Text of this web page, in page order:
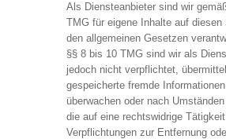
Als Diensteanbieter sind wir
TMG für eigene Inhalte auf diesen
den allgemeinen Gesetzen
§§ 8 bis 10 TMG sind wir als
jedoch nicht verpflichtet,
gespeicherte fremde
überwachen oder nach
die auf eine rechtswidrige
Verpflichtungen zur Entfernung